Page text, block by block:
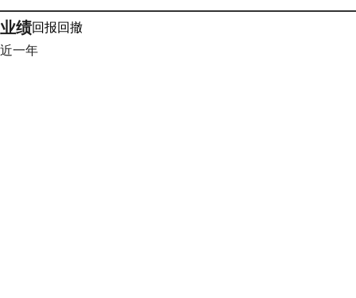
业绩回报回撤
近一年